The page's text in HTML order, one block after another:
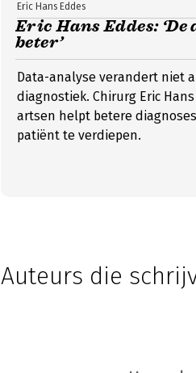
Eric Hans Eddes:
beter’
Eric Hans Eddes
Data-analyse verandert niet
diagnostiek. Chirurg Eric
artsen helpt betere
patiënt te verdiepen.
Auteurs die